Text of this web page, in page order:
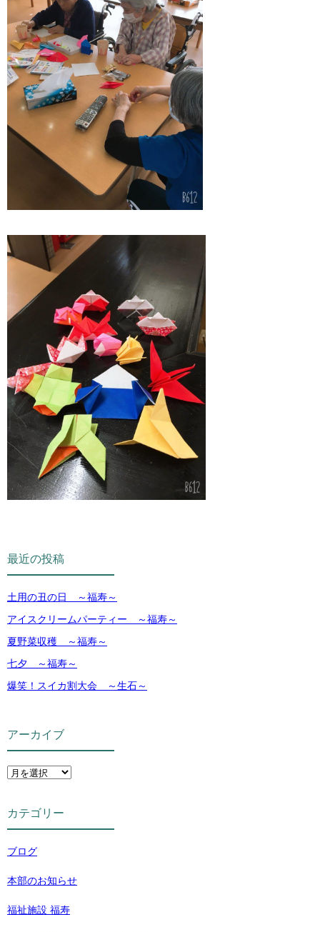
最近の投稿
土用の丑の日 ～福寿～
アイスクリームパーティー ～福寿～
夏野菜収穫 ～福寿～
七夕 ～福寿～
爆笑！スイカ割大会 ～生石～
アーカイブ
カテゴリー
ブログ
本部のお知らせ
福祉施設 福寿